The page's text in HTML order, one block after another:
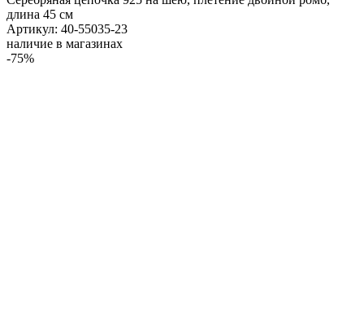
длина 45 см
Артикул: 40-55035-23
наличие в магазинах
-75%